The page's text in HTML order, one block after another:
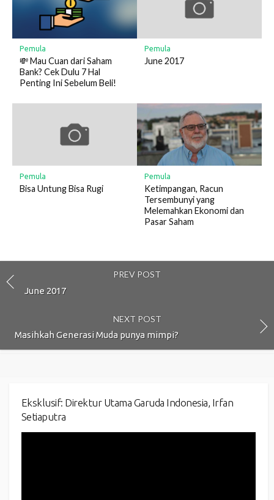
Pemula
💸 Mau Cuan dari Saham
Bank? Cek Dulu 7 Hal
Penting Ini Sebelum Beli!
Pemula
June 2017
Pemula
Bisa Untung Bisa Rugi
Pemula
Ketimpangan, Racun
Tersembunyi yang
Melemahkan Ekonomi dan
Pasar Saham
PREV POST
June 2017
NEXT POST
Masihkah Generasi Muda punya mimpi?
Eksklusif: Direktur Utama Garuda Indonesia, Irfan
Setiaputra